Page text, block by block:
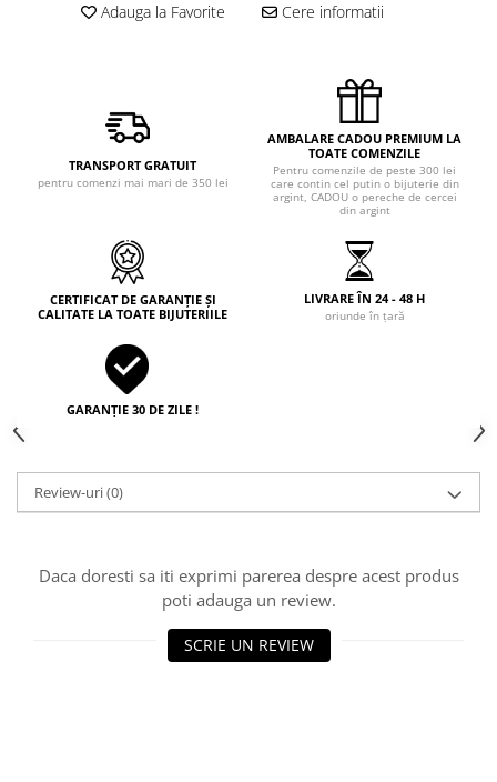
Adauga la Favorite Cere informatii
TRANSPORT GRATUIT
pentru comenzi mai mari de 350 lei
AMBALARE CADOU PREMIUM LA
TOATE COMENZILE
Pentru comenzile de peste 300 lei
care contin cel putin o bijuterie din
argint, CADOU o pereche de cercei
din argint
CERTIFICAT DE GARANȚIE ȘI
CALITATE LA TOATE BIJUTERIILE
LIVRARE ÎN 24 - 48 H
oriunde în țară
GARANȚIE 30 DE ZILE !
Review-uri(0)
Daca doresti sa iti exprimi parerea despre acest produs
poti adauga un review.
SCRIE UN REVIEW